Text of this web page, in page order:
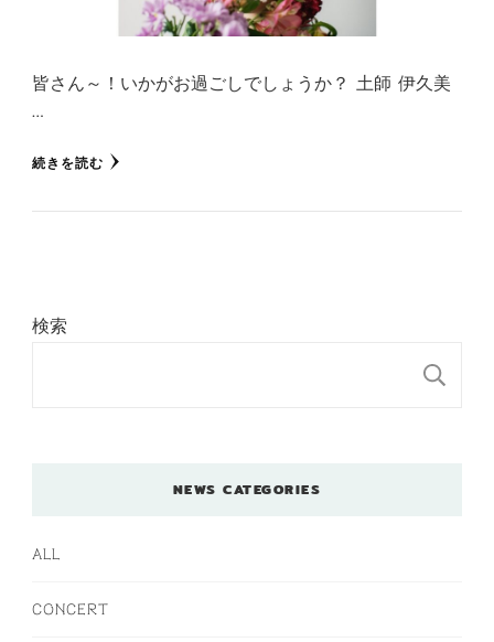
皆さん～！いかがお過ごしでしょうか？ 土師 伊久美
…
続きを読む
検索
NEWS CATEGORIES
ALL
CONCERT